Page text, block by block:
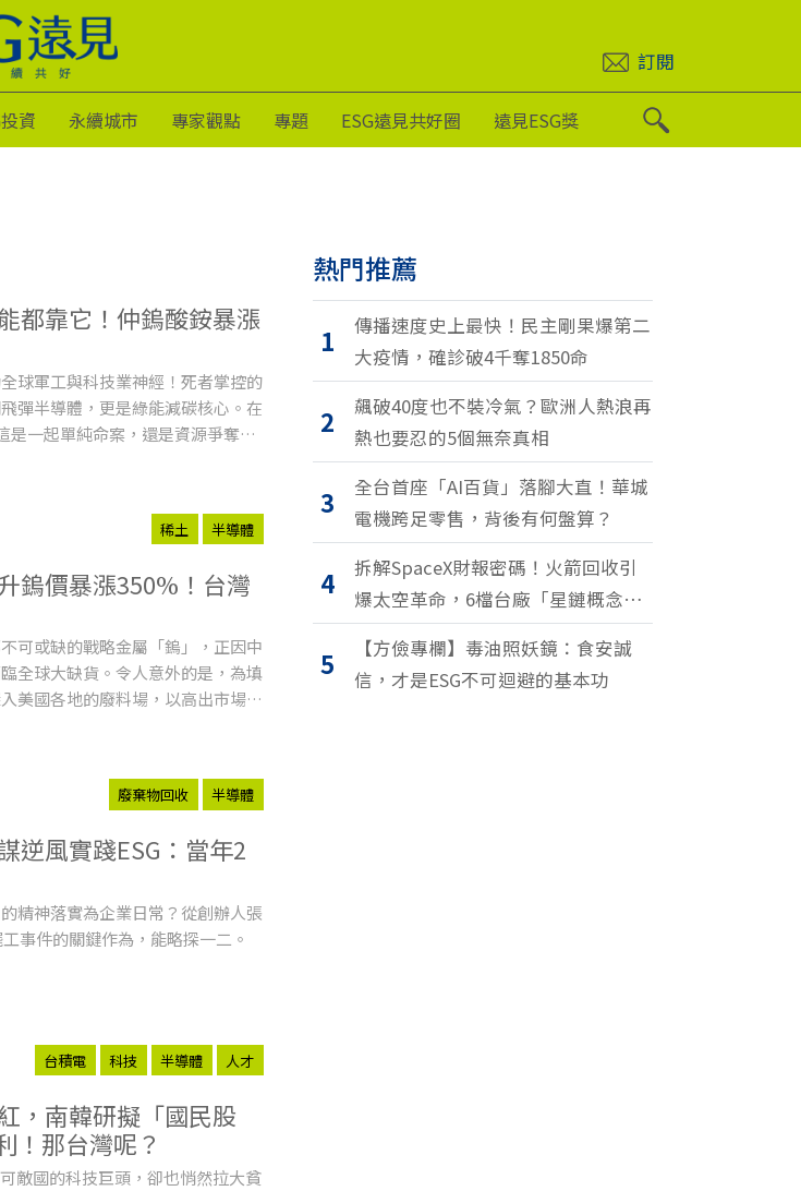
訂閱
資 永續城市 專家觀點 專題 ESG遠見共好圈 遠見ESG獎
都靠它！仲鎢酸銨暴漲
球軍工與科技業神經！死者掌控的
彈半導體，更是綠能減碳核心。在
是一起單純命案，還是資源爭奪
稀土 半導體
鎢價暴漲350%！台灣
可或缺的戰略金屬「鎢」，正因中
全球大缺貨。令人意外的是，為填
美國各地的廢料場，以高出市場5
鎢廢料價格一年狂飆350%，更讓
的轉運樞紐。面對戰略物資遭逢底
夢為何陷入進退兩難？
廢棄物回收 半導體
逆風實踐ESG：當年2
精神落實為企業日常？從創辦人張
事件的關鍵作為，能略探一二。
台積電 科技 半導體 人才
，南韓研擬「國民股
！那台灣呢？
敵國的科技巨頭，卻也悄然拉大貧
熱門推薦
1
傳播速度史上最快！民主剛果爆第二
大疫情，確診破4千奪1850命
2
飆破40度也不裝冷氣？歐洲人熱浪再
熱也要忍的5個無奈真相
3
全台首座「AI百貨」落腳大直！華城
電機跨足零售，背後有何盤算？
4
拆解SpaceX財報密碼！火箭回收引
爆太空革命，6檔台廠「星鏈概念
股」搶紅利
5
【方儉專欄】毒油照妖鏡：食安誠
信，才是ESG不可迴避的基本功